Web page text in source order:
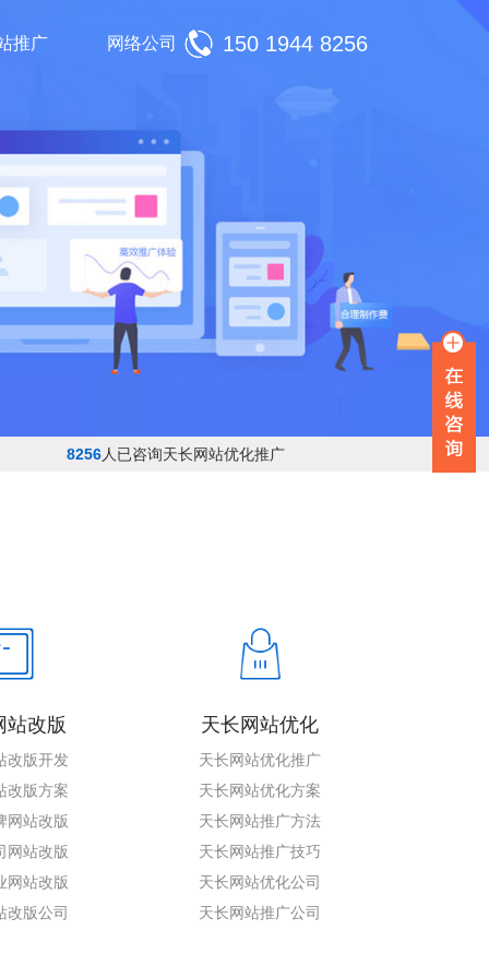
推广 网络公司 150 1944 8256
8256人已咨询天长网站优化推广
站改版
改版开发
改版方案
网站改版
网站改版
网站改版
改版公司
天长网站优化
天长网站优化推广
天长网站优化方案
天长网站推广方法
天长网站推广技巧
天长网站优化公司
天长网站推广公司